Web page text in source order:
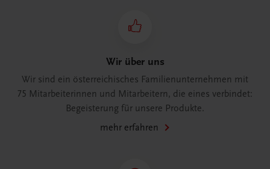
Wir über uns
Wir sind ein österreichisches Familienunternehmen mit
75 Mitarbeiterinnen und Mitarbeitern, die eines verbindet:
Begeisterung für unsere Produkte.
mehr erfahren